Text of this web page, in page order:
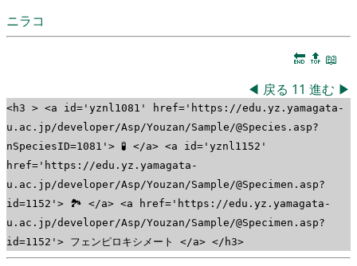
ニラコ
🔚 🔝 📖
◀ 戻る 11 進む ▶
<h3 > <a id='yznl1081' href='https://edu.yz.yamagata-
u.ac.jp/developer/Asp/Youzan/Sample/@Species.asp?
nSpeciesID=1081'> 🧪 </a> <a id='yznl1152'
href='https://edu.yz.yamagata-
u.ac.jp/developer/Asp/Youzan/Sample/@Specimen.asp?
id=1152'> 🏞 </a> <a href='https://edu.yz.yamagata-
u.ac.jp/developer/Asp/Youzan/Sample/@Specimen.asp?
id=1152'> フェンピロキシメート </a> </h3>